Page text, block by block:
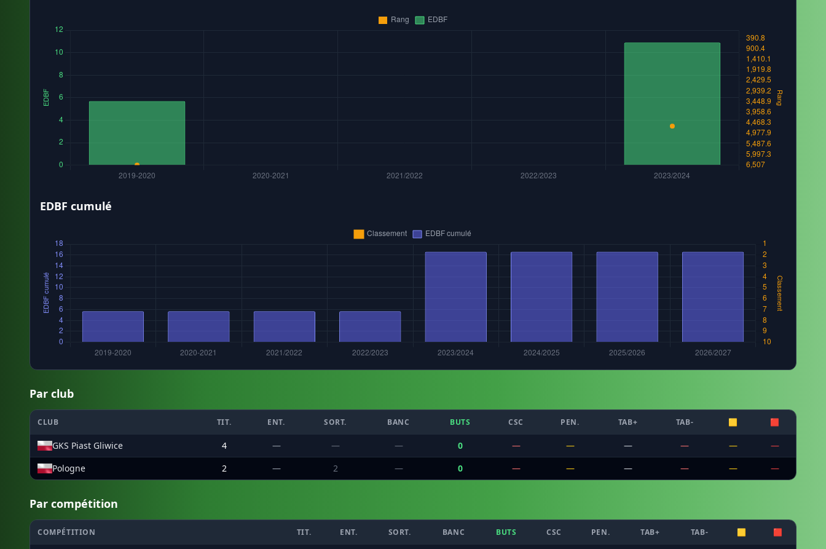
EDBF cumulé
Par club
CLUB TIT. ENT. SORT. BANC BUTS CSC PEN. TAB+ TAB- 🟨 🟥
GKS Piast Gliwice 4 — — — 0 — — — — —
—
Pologne
2 — 2 — 0 — — — — — —
Par compétition
COMPÉTITION TIT. ENT. SORT. BANC BUTS CSC PEN. TAB+ TAB- 🟨 🟥